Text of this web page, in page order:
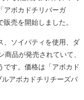
アボカドチリバーガ
売を開始しました。
ソイパティを使用、ダ
品が発売されていて、
です。価格は「アボカド
アボカドチリチーズバ